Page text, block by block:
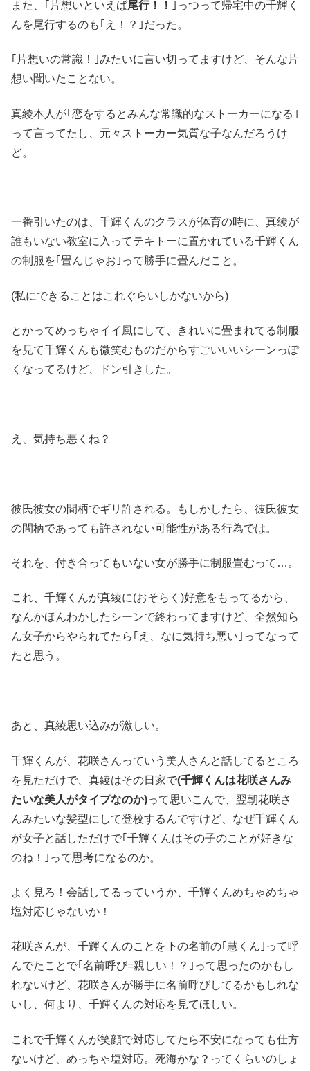
また、｢片想いといえば尾行！！ ｣っつって帰宅中の千輝く
んを尾行するのも｢え！？｣だった。
｢片想いの常識！｣みたいに言い切ってますけど、そんな片
想い聞いたことない。
真綾本人が｢恋をするとみんな常識的なストーカーになる｣
って言ってたし、元々ストーカー気質な子なんだろうけ
ど。
一番引いたのは、千輝くんのクラスが体育の時に、真綾が
誰もいない教室に入ってテキトーに置かれている千輝くん
の制服を｢畳んじゃお｣って勝手に畳んだこと。
(私にできることはこれぐらいしかないから)
とかってめっちゃイイ風にして、きれいに畳まれてる制服
を見て千輝くんも微笑むものだからすごいいいシーンっぽ
くなってるけど、ドン引きした。
え、気持ち悪くね？
彼氏彼女の間柄でギリ許される。もしかしたら、彼氏彼女
の間柄であっても許されない可能性がある行為では。
それを、付き合ってもいない女が勝手に制服畳むって…。
これ、千輝くんが真綾に(おそらく)好意をもってるから、
なんかほんわかしたシーンで終わってますけど、全然知ら
ん女子からやられてたら｢え、なに気持ち悪い｣ってなって
たと思う。
あと、真綾思い込みが激しい。
千輝くんが、花咲さんっていう美人さんと話してるところ
を見ただけで、真綾はその日家で(千輝くんは花咲さんみ
たいな美人がタイプなのか)って思いこんで、翌朝花咲さ
んみたいな髪型にして登校するんですけど、なぜ千輝くん
が女子と話しただけで｢千輝くんはその子のことが好きな
のね！｣って思考になるのか。
よく見ろ！会話してるっていうか、千輝くんめちゃめちゃ
塩対応じゃないか！
花咲さんが、千輝くんのことを下の名前の｢慧くん｣って呼
んでたことで｢名前呼び=親しい！？｣って思ったのかもし
れないけど、花咲さんが勝手に名前呼びしてるかもしれな
いし、何より、千輝くんの対応を見てほしい。
これで千輝くんが笑顔で対応してたら不安になっても仕方
ないけど、めっちゃ塩対応。死海かな？ってくらいのしょ